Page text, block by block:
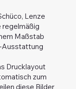
Lenze
regelmäßig
Maßstab
Ausstattung
Drucklayout
zum
diese Bilder